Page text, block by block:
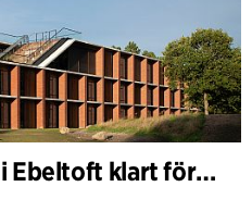
Campus BØGEHØJ i Ebeltoft klart för invigning: Unik träbyggnad färdigställd